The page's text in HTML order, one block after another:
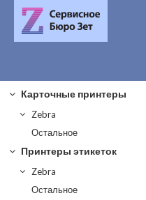
Карточные принтеры
Zebra
Остальное
Принтеры этикеток
Zebra
Остальное